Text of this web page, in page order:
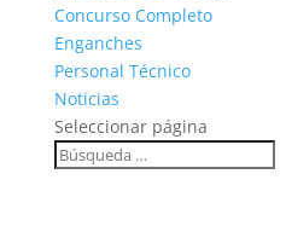
Concurso Completo
Enganches
Personal Técnico
Noticias
Seleccionar página